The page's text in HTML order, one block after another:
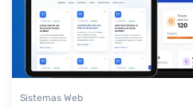
Sistemas Web